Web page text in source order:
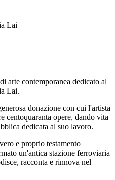
Lai
arte contemporanea dedicato al
Lai.
donazione con cui l'artista
centoquaranta opere, dando vita
dedicata al suo lavoro.
e proprio testamento
un'antica stazione ferroviaria
racconta e rinnova nel